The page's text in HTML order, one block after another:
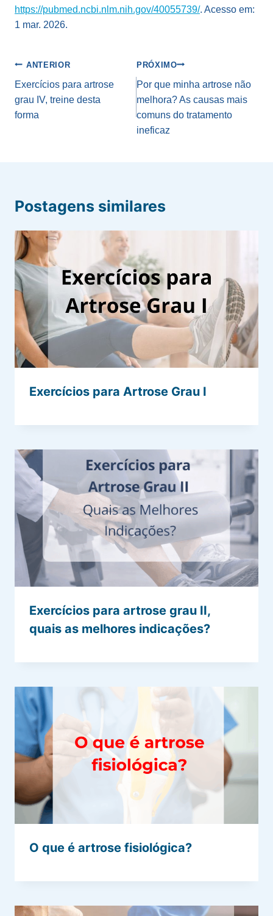
https://pubmed.ncbi.nlm.nih.gov/40055739/. Acesso em:
1 mar. 2026.
Navegação
de
Post
ANTERIOR
Exercícios para artrose
grau IV, treine desta
forma
PRÓXIMO
Por que minha artrose não
melhora? As causas mais
comuns do tratamento
ineficaz
Postagens similares
Exercícios para Artrose Grau I
Exercícios para artrose grau II,
quais as melhores indicações?
O que é artrose fisiológica?